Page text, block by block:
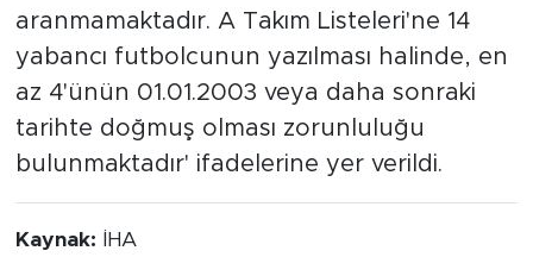
aranmamaktadır. A Takım Listeleri'ne 14
yabancı futbolcunun yazılması halinde, en
az 4'ünün 01.01.2003 veya daha sonraki
tarihte doğmuş olması zorunluluğu
bulunmaktadır' ifadelerine yer verildi.
Kaynak: İHA